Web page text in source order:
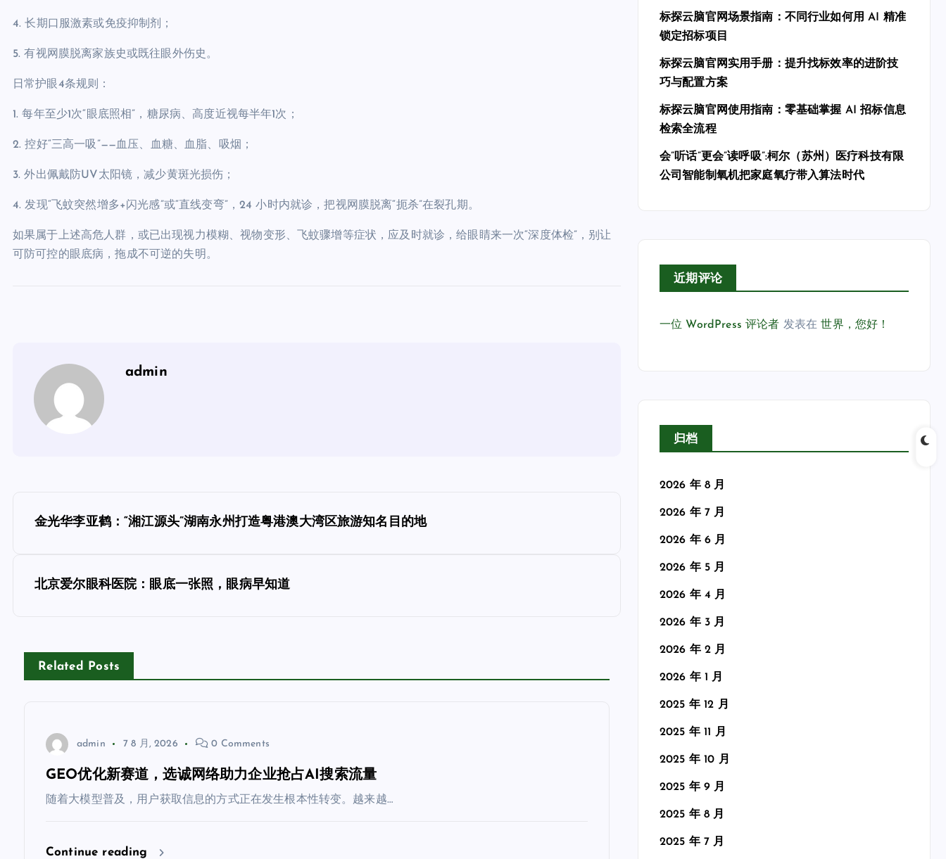
4. 长期口服激素或免疫抑制剂；
5. 有视网膜脱离家族史或既往眼外伤史。
日常护眼4条规则：
1. 每年至少1次“眼底照相”，糖尿病、高度近视每半年1次；
2. 控好“三高一吸”——血压、血糖、血脂、吸烟；
3. 外出佩戴防UV太阳镜，减少黄斑光损伤；
4. 发现“飞蚊突然增多+闪光感”或“直线变弯”，24 小时内就诊，把视网膜脱离“扼杀”在裂孔期。
如果属于上述高危人群，或已出现视力模糊、视物变形、飞蚊骤增等症状，应及时就诊，给眼睛来一次“深度体检”，别让
可防可控的眼底病，拖成不可逆的失明。
admin
文
导
金光华李亚鹤：“湘江源头”湖南永州打造粤港澳大湾区旅游知名目的地
北京爱尔眼科医院：眼底一张照，眼病早知道
Related Posts
admin 7 8 月, 2026 0 Comments
GEO优化新赛道，选诚网络助力企业抢占AI搜索流量
随着大模型普及，用户获取信息的方式正在发生根本性转变。越来越…
Continue reading
标探云脑官网场景指南：不同行业如何用 AI 精准
锁定招标项目
标探云脑官网实用手册：提升找标效率的进阶技
巧与配置方案
标探云脑官网使用指南：零基础掌握 AI 招标信息
检索全流程
会”听话”更会”读呼吸”:柯尔（苏州）医疗科技有限
公司智能制氧机把家庭氧疗带入算法时代
近期评论
一位 WordPress 评论者 发表在世界，您好！
归档
2026 年 8 月
2026 年 7 月
2026 年 6 月
2026 年 5 月
2026 年 4 月
2026 年 3 月
2026 年 2 月
2026 年 1 月
2025 年 12 月
2025 年 11 月
2025 年 10 月
2025 年 9 月
2025 年 8 月
2025 年 7 月